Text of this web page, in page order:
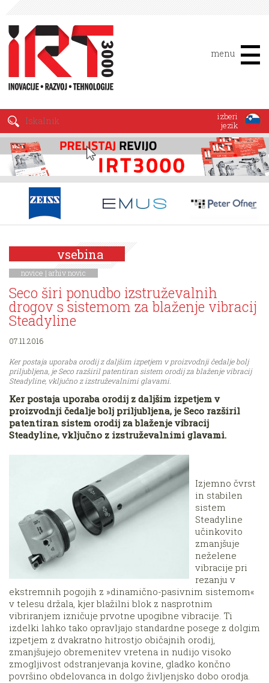
menu
izberi
jezik
vsebina
novice | arhiv novic
Seco širi ponudbo izstruževalnih
drogov s sistemom za blaženje vibracij
Steadyline
07.11.2016
Ker postaja uporaba orodij z daljšim izpetjem v proizvodnji čedalje bolj
priljubljena, je Seco razširil patentiran sistem orodij za blaženje vibracij
Steadyline, vključno z izstruževalnimi glavami.
Ker postaja uporaba orodij z daljšim izpetjem v
proizvodnji čedalje bolj priljubljena, je Seco razširil
patentiran sistem orodij za blaženje vibracij
Steadyline, vključno z izstruževalnimi glavami.
Izjemno čvrst
in stabilen
sistem
Steadyline
učinkovito
zmanjšuje
neželene
vibracije pri
rezanju v
ekstremnih pogojih z »dinamično-pasivnim sistemom«
v telesu držala, kjer blažilni blok z nasprotnim
vibriranjem izničuje prvotne upogibne vibracije. Ti
izdelki lahko tako opravljajo standardne posege z dolgim
izpetjem z dvakratno hitrostjo običajnih orodij,
zmanjšujejo obremenitev vretena in nudijo visoko
zmogljivost odstranjevanja kovine, gladko končno
površino obdelovanca in dolgo življenjsko dobo orodja.